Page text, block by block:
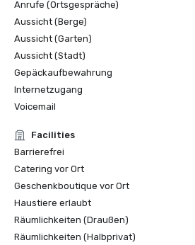
Anrufe (Ortsgespräche)
Aussicht (Berge)
Aussicht (Garten)
Aussicht (Stadt)
Gepäckaufbewahrung
Internetzugang
Voicemail
Facilities
Barrierefrei
Catering vor Ort
Geschenkboutique vor Ort
Haustiere erlaubt
Räumlichkeiten (Draußen)
Räumlichkeiten (Halbprivat)